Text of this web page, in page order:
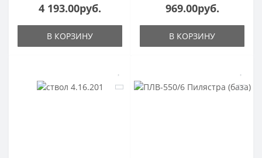
4 193.00руб.
В КОРЗИНУ
969.00руб.
В КОРЗИНУ